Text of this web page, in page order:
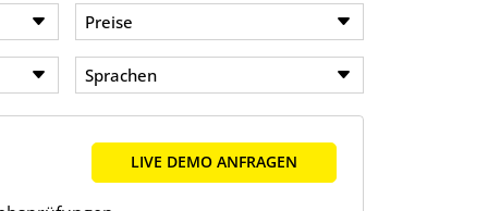
Tools von
Preise
Sprachen
LIVE DEMO ANFRAGEN